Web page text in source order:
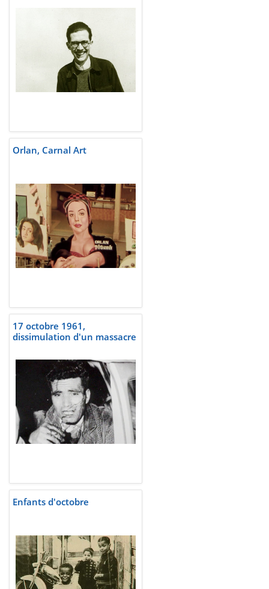
Orlan, Carnal Art
17 octobre 1961,
dissimulation d'un massacre
Enfants d'octobre